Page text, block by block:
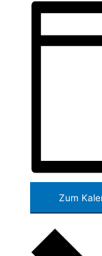
Zum